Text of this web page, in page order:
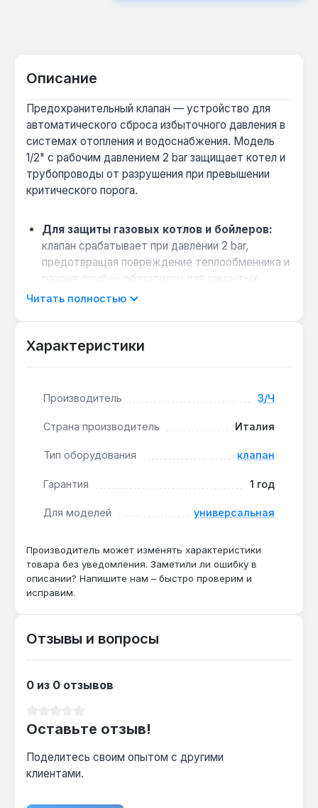
Описание
Предохранительный клапан — устройство для
автоматического сброса избыточного давления в
системах отопления и водоснабжения. Модель
1/2" с рабочим давлением 2 bar защищает котел и
трубопроводы от разрушения при превышении
критического порога.
Для защиты газовых котлов и бойлеров:
клапан срабатывает при давлении 2 bar,
предотвращая повреждение теплообменника и
разрыв труб — обязателен для закрытых
систем отопления.
котлов, а пружинный механизм позволяет
Коррозионная стойкость: изготовлен из
горячей воды и высоких температур до 110 °C.
на подающем трубопроводе котла или бойлера в
безопасную эксплуатацию системы отопления
Гарантия 1 год, доставка по Украине.
Читать полностью
Характеристики
Производитель З/Ч
Страна производитель Италия
Тип оборудования клапан
Гарантия 1 год
Для моделей универсальная
Производитель может изменять характеристики
товара без уведомления. Заметили ли ошибку в
описании? Напишите нам – быстро проверим и
исправим.
Отзывы и вопросы
0 из 0 отзывов
Оставьте отзыв!
Поделитесь своим опытом с другими
клиентами.